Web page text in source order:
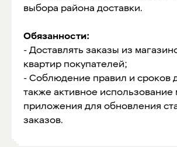
выбора района доставки.
Обязанности:
- Доставлять заказы из
квартир покупателей;
- Соблюдение правил и сроков
также активное
приложения для обновления
заказов.